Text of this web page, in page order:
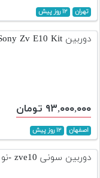
تهران ۱۲ روز پیش
دوربین Sony Zv E10 Kit
۹۳,۰۰۰,۰۰۰ تومان
اصفهان ۱۲ روز پیش
دوربین سونی zve10 -نو با لوازم کامل